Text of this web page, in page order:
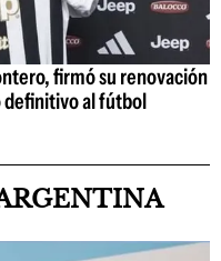
firmó su renovación
definitivo al fútbol